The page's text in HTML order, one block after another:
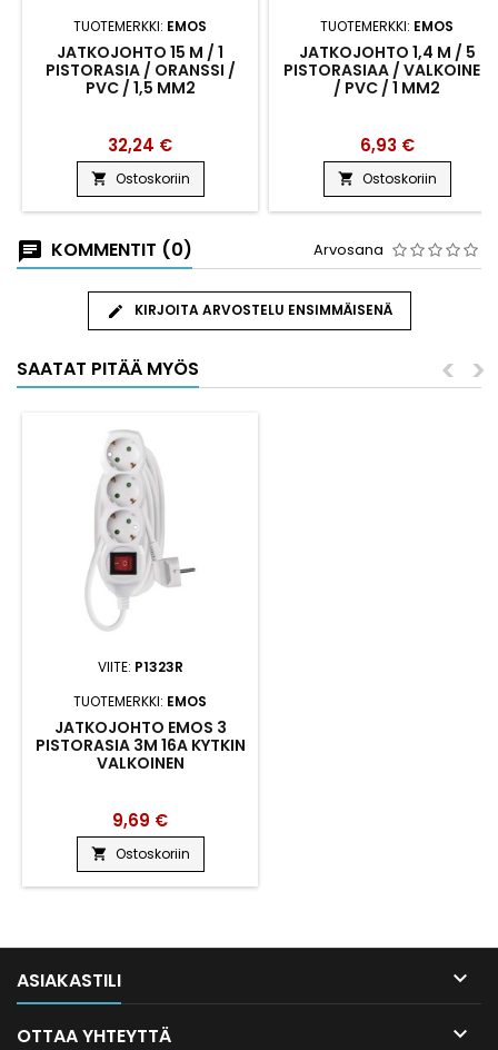
TUOTEMERKKI: EMOS
JATKOJOHTO 15 M / 1
PISTORASIA / ORANSSI /
PVC / 1,5 MM2
32,24 €
 Ostoskoriin
TUOTEMERKKI: EMOS
JATKOJOHTO 1,4 M / 5
PISTORASIAA / VALKOINEN
/ PVC / 1 MM2
6,93 €
 Ostoskoriin
KOMMENTIT (0) Arvosana
KIRJOITA ARVOSTELU ENSIMMÄISENÄ
SAATAT PITÄÄ MYÖS >
<
VIITE: P1323R
TUOTEMERKKI: EMOS
JATKOJOHTO EMOS 3
PISTORASIA 3M 16A KYTKIN
VALKOINEN
9,69 €
 Ostoskoriin
ASIAKASTILI 
OTTAA YHTEYTTÄ 